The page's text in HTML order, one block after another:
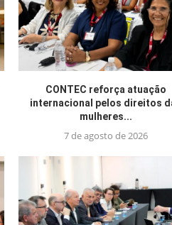
CONTEC reforça atuação
internacional pelos direitos
mulheres...
7 de agosto de 2026